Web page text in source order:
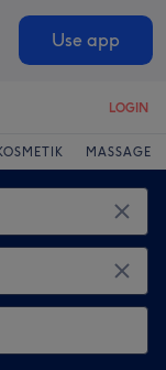
Use app
LOGIN
MASSAGE